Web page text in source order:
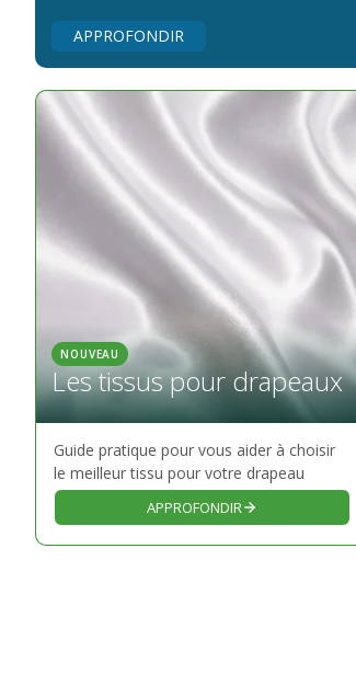
APPROFONDIR
NOUVEAU
Les tissus pour drapeaux
Guide pratique pour vous aider à choisir
le meilleur tissu pour votre drapeau
APPROFONDIR